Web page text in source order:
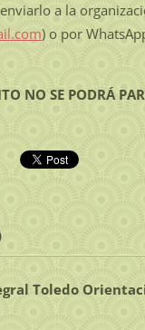
a la
) o por
NO SE PODRÁ
Toledo